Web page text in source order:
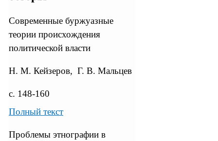
Современные буржуазные
теории происхождения
политической власти
Н. М. Кейзеров, Г. В. Мальцев
с. 148-160
Полный текст
Проблемы этнографии в